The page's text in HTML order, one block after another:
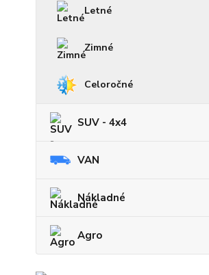
Letné
Zimné
Celoročné
SUV - 4x4
VAN
Nákladné
Agro